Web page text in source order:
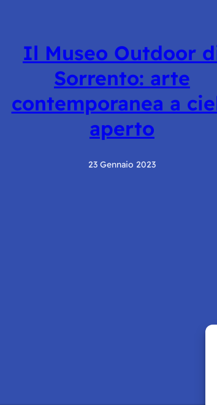
Il Museo Outdoor
Sorrento: arte
contemporanea a
aperto
23 Gennaio 2023